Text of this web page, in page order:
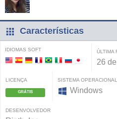
Características
IDIOMAS SOFT ÚLTIMA
26
LICENÇA
GRÁTIS
SISTEMA OPERACIONAL
Windows
DESENVOLVEDOR